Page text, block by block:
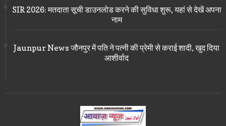
SIR 2026: मतदाता सूची डाउनलोड करने की सुविधा शुरू, यहां से देखें अपना
नाम
Jaunpur News जौनपुर में पति ने पत्नी की प्रेमी से कराई शादी, खुद दिया
आशीर्वाद